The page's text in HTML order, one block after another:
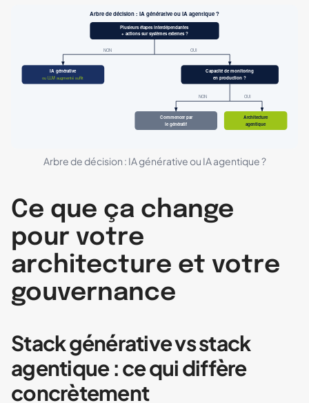
Arbre de décision : IA générative ou IA agentique ?
Ce que ça change
pour votre
architecture et votre
gouvernance
Stack générative vs stack
agentique : ce qui diffère
concrètement